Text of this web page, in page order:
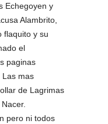
Echegoyen y
Alambrito,
flaquito y su
el
paginas
Las mas
de Lagrimas
pero ni todos